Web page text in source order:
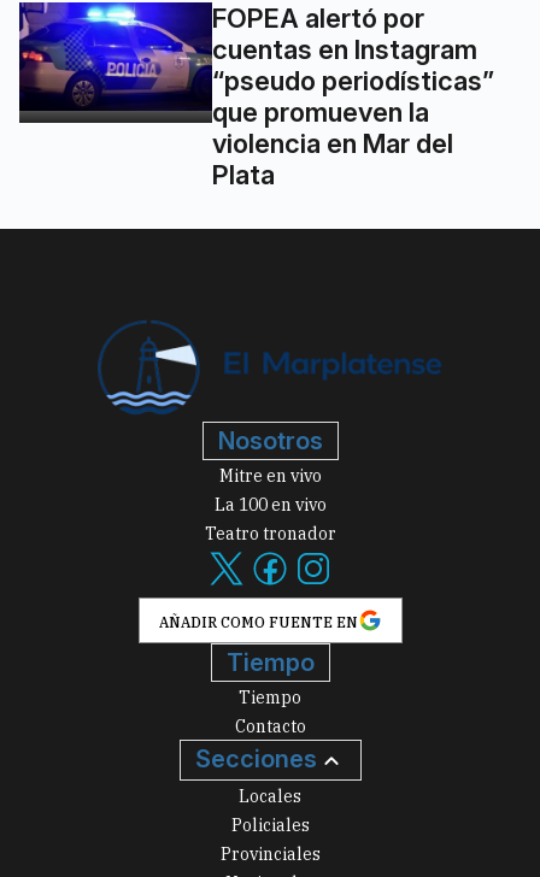
FOPEA alertó por
cuentas en Instagram
“pseudo periodísticas”
que promueven la
violencia en Mar del
Plata
Nosotros
Mitre en vivo
La 100 en vivo
Teatro tronador
AÑADIR COMO FUENTE EN
Tiempo
Tiempo
Contacto
Secciones
Locales
Policiales
Provinciales